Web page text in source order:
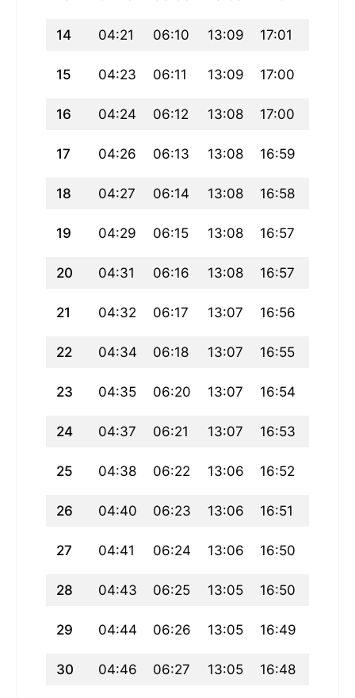
14 04:21 06:10 13:09 17:01
15 04:23 06:11 13:09 17:00
16 04:24 06:12 13:08 17:00
17 04:26 06:13 13:08 16:59
18 04:27 06:14 13:08 16:58
19 04:29 06:15 13:08 16:57
20 04:31 06:16 13:08 16:57
21 04:32 06:17 13:07 16:56
22 04:34 06:18 13:07 16:55
23 04:35 06:20 13:07 16:54
24 04:37 06:21 13:07 16:53
25 04:38 06:22 13:06 16:52
26 04:40 06:23 13:06 16:51
27 04:41 06:24 13:06 16:50
28 04:43 06:25 13:05 16:50
29 04:44 06:26 13:05 16:49
30 04:46 06:27 13:05 16:48